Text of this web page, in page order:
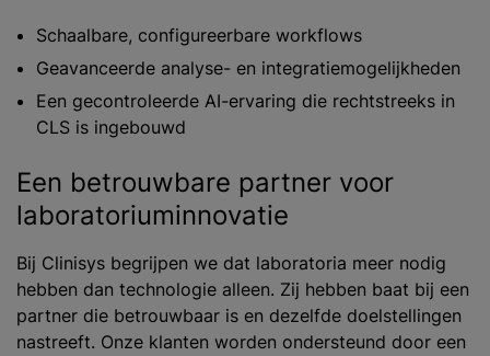
Schaalbare, configureerbare workflows
Geavanceerde analyse- en integratiemogelijkheden
Een gecontroleerde AI-ervaring die rechtstreeks in
CLS is ingebouwd
Een betrouwbare partner voor
laboratoriuminnovatie
Bij Clinisys begrijpen we dat laboratoria meer nodig
hebben dan technologie alleen. Zij hebben baat bij een
partner die betrouwbaar is en dezelfde doelstellingen
nastreeft. Onze klanten worden ondersteund door een